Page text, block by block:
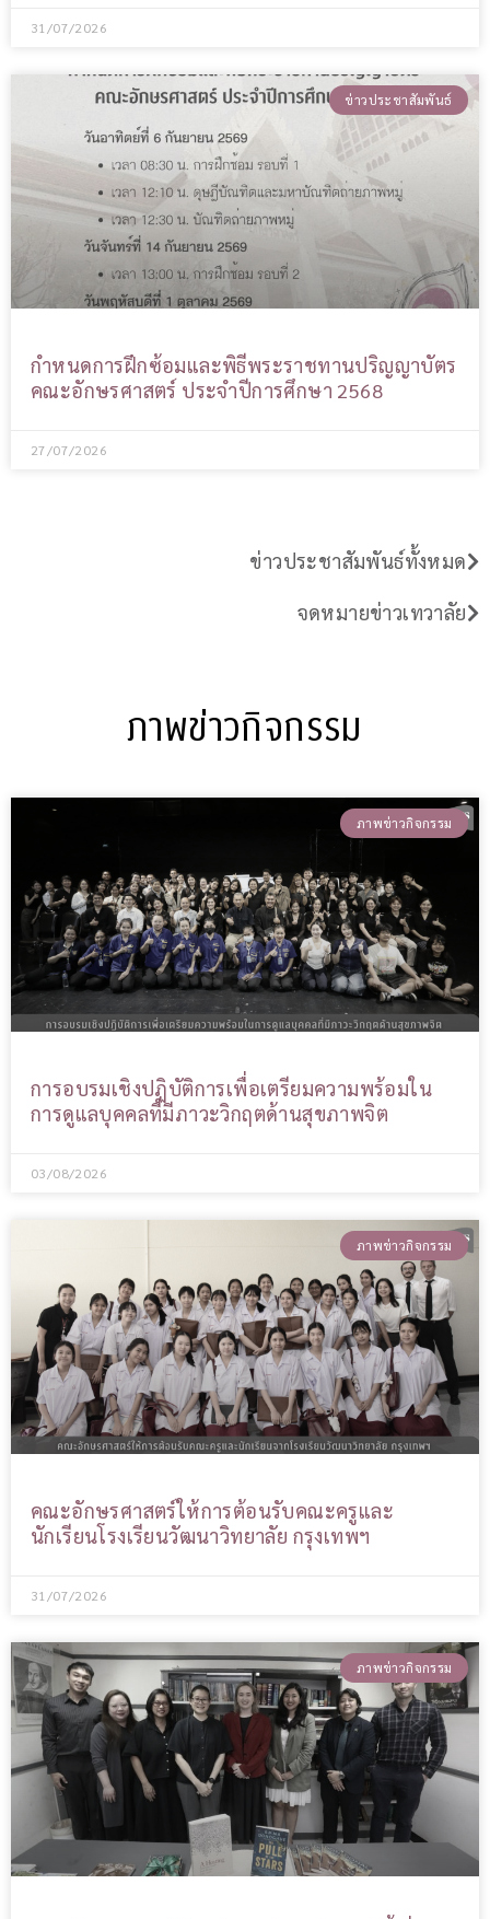
31/07/2026
ข่าวประชาสัมพันธ์
กำหนดการฝึกซ้อมและพิธีพระราชทานปริญญาบัตร
คณะอักษรศาสตร์ ประจำปีการศึกษา 2568
27/07/2026
ข่าวประชาสัมพันธ์ทั้งหมด
จดหมายข่าวเทวาลัย
ภาพข่าวกิจกรรม
ภาพข่าวกิจกรรม
การอบรมเชิงปฏิบัติการเพื่อเตรียมความพร้อมใน
การดูแลบุคคลที่มีภาวะวิกฤตด้านสุขภาพจิต
03/08/2026
ภาพข่าวกิจกรรม
คณะอักษรศาสตร์ให้การต้อนรับคณะครูและ
นักเรียนโรงเรียนวัฒนาวิทยาลัย กรุงเทพฯ
31/07/2026
ภาพข่าวกิจกรรม